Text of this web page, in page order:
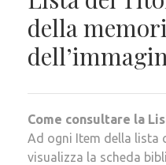
della
Come consultare la
Ad ogni Item della lista
visualizza la scheda